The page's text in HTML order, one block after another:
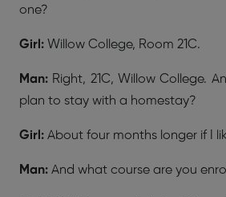
one?
Girl: Willow College, Room 21C.
Man: Right, 21C, Willow College.
plan to stay with a homestay?
Girl: About four months longer if I
Man: And what course are you